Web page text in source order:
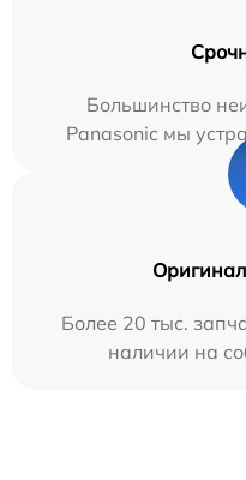
Большинство
Panasonic мы
Более 20 тыс.
наличии на